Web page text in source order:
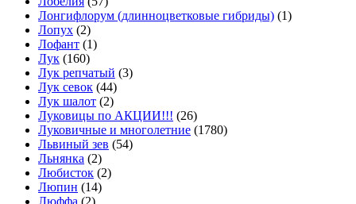
Лонгифлорум (длинноцветковые гибриды) (1)
Лопух (2)
Лофант (1)
Лук (160)
Лук репчатый (3)
Лук севок (44)
Лук шалот (2)
Луковицы по АКЦИИ!!! (26)
Луковичные и многолетние (1780)
Львиный зев (54)
Льнянка (2)
Любисток (2)
Люпин (14)
Люффа (2)